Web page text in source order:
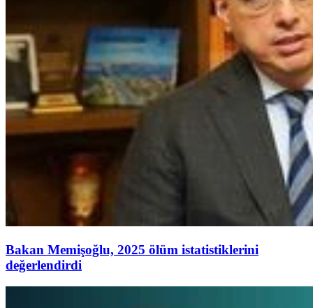
Bakan Memişoğlu, 2025 ölüm istatistiklerini
değerlendirdi